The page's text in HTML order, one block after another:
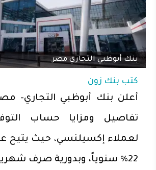
بنك أبوظبي التجاري مصر
كتب بنك زون
تفاصيل ومزايا حساب
لعملاء إكسيلنسي، حيث يتيح
22% سنوياً، وبدورية صرف شهرياً.